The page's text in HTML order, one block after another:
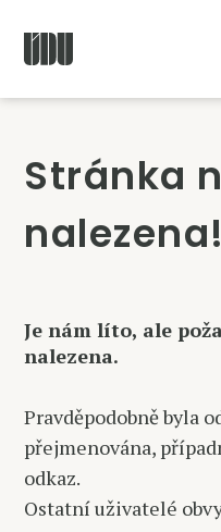
Stránka
nalezena!
Je nám líto, ale
nalezena.
Pravděpodobně byla
přejmenována,
odkaz.
Ostatní uživatelé